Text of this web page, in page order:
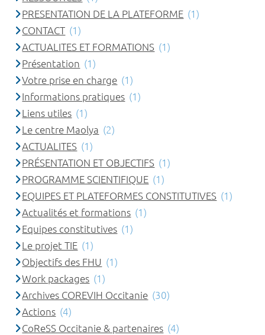
PRESENTATION DE LA PLATEFORME (1)
CONTACT (1)
ACTUALITES ET FORMATIONS (1)
Présentation (1)
Votre prise en charge (1)
Informations pratiques (1)
Liens utiles (1)
Le centre Maolya (2)
ACTUALITES (1)
PRÉSENTATION ET OBJECTIFS (1)
PROGRAMME SCIENTIFIQUE (1)
EQUIPES ET PLATEFORMES CONSTITUTIVES (1)
Actualités et formations (1)
Equipes constitutives (1)
Le projet TIE (1)
Objectifs des FHU (1)
Work packages (1)
Archives COREVIH Occitanie (30)
Actions (4)
CoReSS Occitanie & partenaires (4)